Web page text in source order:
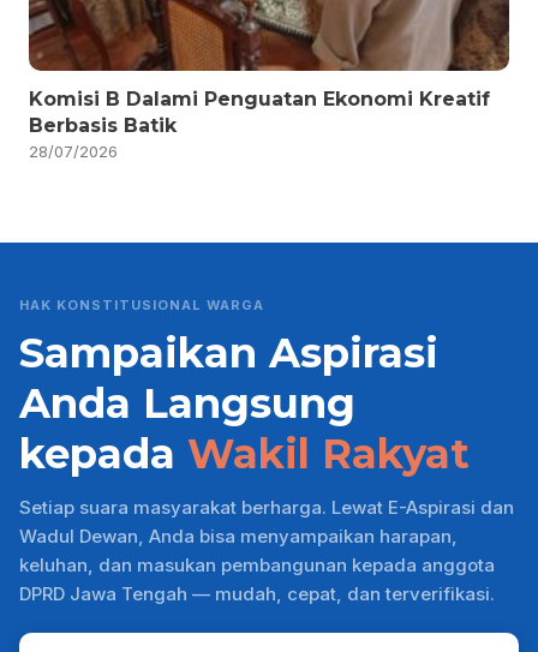
Komisi B Dalami Penguatan Ekonomi Kreatif
Berbasis Batik
28/07/2026
HAK KONSTITUSIONAL WARGA
Sampaikan Aspirasi
Anda Langsung
kepada Wakil Rakyat
Setiap suara masyarakat berharga. Lewat E-Aspirasi dan
Wadul Dewan, Anda bisa menyampaikan harapan,
keluhan, dan masukan pembangunan kepada anggota
DPRD Jawa Tengah — mudah, cepat, dan terverifikasi.